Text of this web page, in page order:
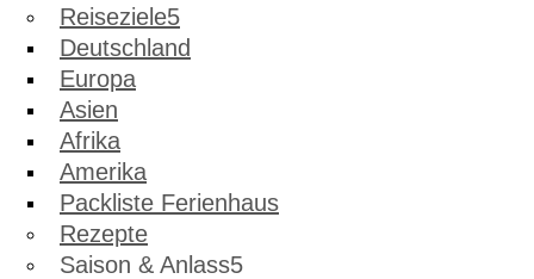
Reiseziele
Deutschland
Europa
Asien
Afrika
Amerika
Packliste Ferienhaus
Rezepte
Saison & Anlass